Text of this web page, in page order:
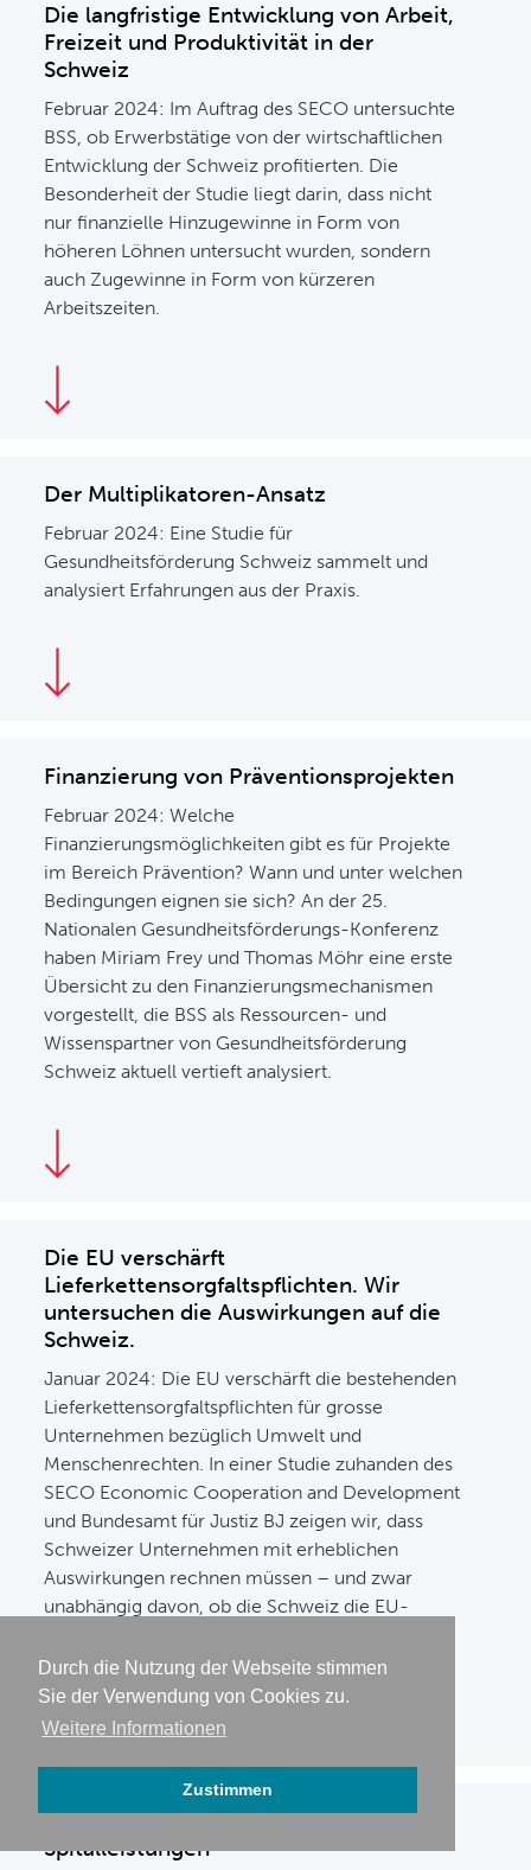
Durch die Nutzung der Webseite stimmen
Sie der Verwendung von Cookies zu.
Weitere Informationen
Zustimmen
Die langfristige Entwicklung von Arbeit,
Freizeit und Produktivität in der
Schweiz
Februar 2024: Im Auftrag des SECO untersuchte
BSS, ob Erwerbstätige von der wirtschaftlichen
Entwicklung der Schweiz profitierten. Die
Besonderheit der Studie liegt darin, dass nicht
nur finanzielle Hinzugewinne in Form von
höheren Löhnen untersucht wurden, sondern
auch Zugewinne in Form von kürzeren
Arbeitszeiten.
Der Multiplikatoren-Ansatz
Februar 2024: Eine Studie für
Gesundheitsförderung Schweiz sammelt und
analysiert Erfahrungen aus der Praxis.
Finanzierung von Präventionsprojekten
Februar 2024: Welche
Finanzierungsmöglichkeiten gibt es für Projekte
im Bereich Prävention? Wann und unter welchen
Bedingungen eignen sie sich? An der 25.
Nationalen Gesundheitsförderungs-Konferenz
haben Miriam Frey und Thomas Möhr eine erste
Übersicht zu den Finanzierungsmechanismen
vorgestellt, die BSS als Ressourcen- und
Wissenspartner von Gesundheitsförderung
Schweiz aktuell vertieft analysiert.
Die EU verschärft
Lieferkettensorgfaltspflichten. Wir
untersuchen die Auswirkungen auf die
Schweiz.
Januar 2024: Die EU verschärft die bestehenden
Lieferkettensorgfaltspflichten für grosse
Unternehmen bezüglich Umwelt und
Menschenrechten. In einer Studie zuhanden des
SECO Economic Cooperation and Development
und Bundesamt für Justiz BJ zeigen wir, dass
Schweizer Unternehmen mit erheblichen
Auswirkungen rechnen müssen – und zwar
unabhängig davon, ob die Schweiz die EU-
Kostenentwicklung bei stationären
Spitalleistungen